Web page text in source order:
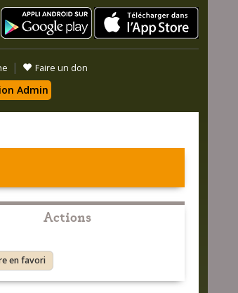
| Faire un don
Admin
Actions
en favori